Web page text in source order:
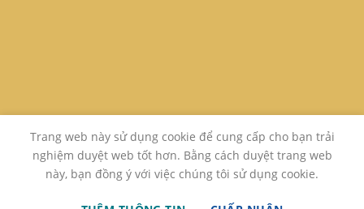
Trang web này sử dụng cookie để cung cấp cho bạn trải
nghiệm duyệt web tốt hơn. Bằng cách duyệt trang web
này, bạn đồng ý với việc chúng tôi sử dụng cookie.